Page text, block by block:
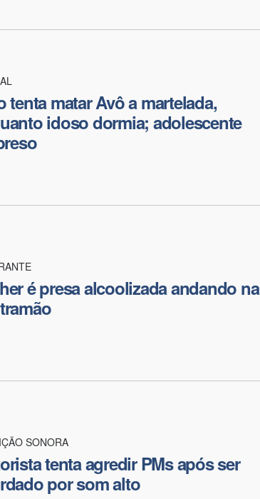
tenta matar Avô a martelada,
idoso dormia; adolescente
é presa alcoolizada andando na
SONORA
tenta agredir PMs após ser
por som alto